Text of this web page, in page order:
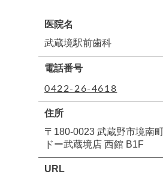
医院名
武蔵境駅前歯科
電話番号
0422-26-4618
住所
〒180-0023 武蔵野市境南
ドー武蔵境店 西館 B1F
URL